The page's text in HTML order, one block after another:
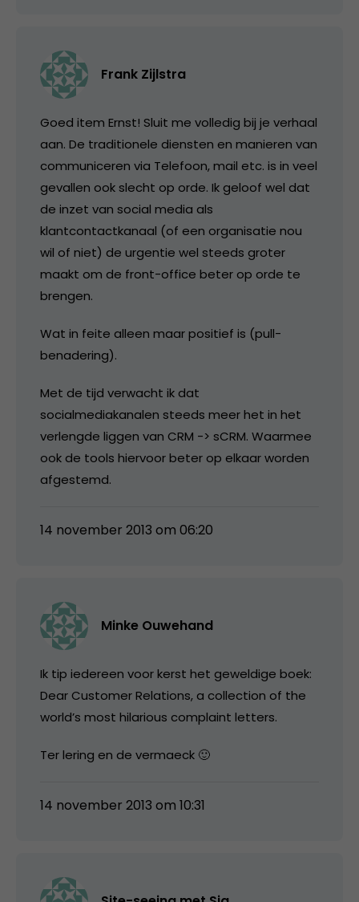
Frank Zijlstra
Goed item Ernst! Sluit me volledig bij je verhaal
aan. De traditionele diensten en manieren van
communiceren via Telefoon, mail etc. is in veel
gevallen ook slecht op orde. Ik geloof wel dat
de inzet van social media als
klantcontactkanaal (of een organisatie nou
wil of niet) de urgentie wel steeds groter
maakt om de front-office beter op orde te
brengen.
Wat in feite alleen maar positief is (pull-
benadering).
Met de tijd verwacht ik dat
socialmediakanalen steeds meer het in het
verlengde liggen van CRM -> sCRM. Waarmee
ook de tools hiervoor beter op elkaar worden
afgestemd.
14 november 2013 om 06:20
Minke Ouwehand
Ik tip iedereen voor kerst het geweldige boek:
Dear Customer Relations, a collection of the
world’s most hilarious complaint letters.
Ter lering en de vermaeck 🙂
14 november 2013 om 10:31